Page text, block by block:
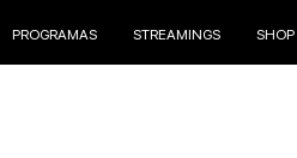
PROGRAMAS STREAMINGS SHOP